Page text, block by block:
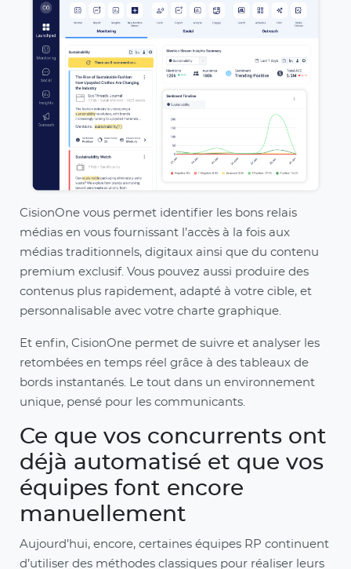
CisionOne vous permet identifier les bons relais
médias en vous fournissant l’accès à la fois aux
médias traditionnels, digitaux ainsi que du contenu
premium exclusif. Vous pouvez aussi produire des
contenus plus rapidement, adapté à votre cible, et
personnalisable avec votre charte graphique.
Et enfin, CisionOne permet de suivre et analyser les
retombées en temps réel grâce à des tableaux de
bords instantanés. Le tout dans un environnement
unique, pensé pour les communicants.
Ce que vos concurrents ont
déjà automatisé et que vos
équipes font encore
manuellement
Aujourd’hui, encore, certaines équipes RP continuent
d’utiliser des méthodes classiques pour réaliser leurs